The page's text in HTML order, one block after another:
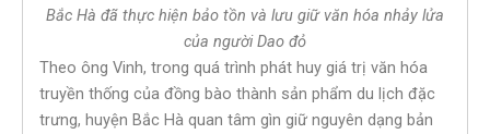
Bắc Hà đã thực hiện bảo tồn và lưu giữ văn hóa nhảy lửa
của người Dao đỏ
Theo ông Vinh, trong quá trình phát huy giá trị văn hóa
truyền thống của đồng bào thành sản phẩm du lịch đặc
trưng, huyện Bắc Hà quan tâm gìn giữ nguyên dạng bản